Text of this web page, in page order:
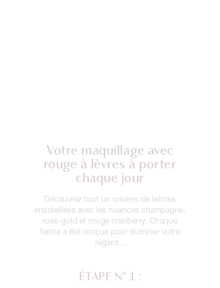
Votre maquillage avec
rouge à lèvres à porter
chaque jour
Découvrez tout un univers de teintes
ensoleillées avec les nuances champagne,
rose-gold et rouge cranberry. Chaque
teinte a été conçue pour illuminer votre
regard...
ÉTAPE N° 1 :